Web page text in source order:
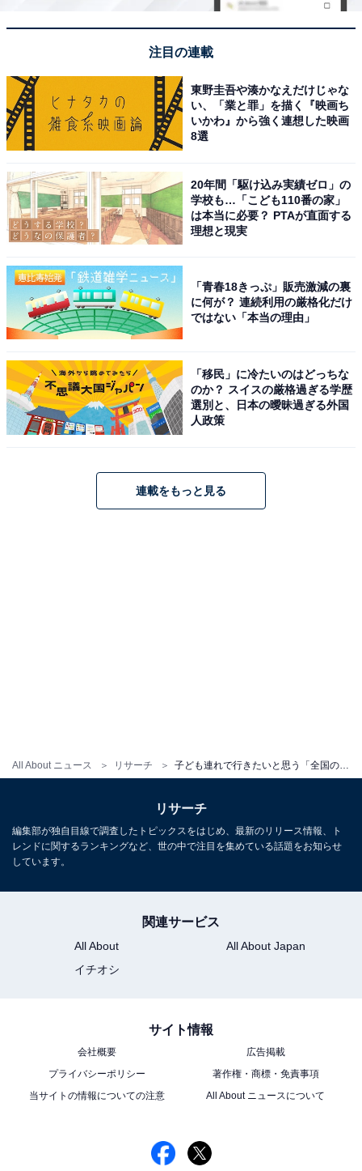
All About ニュース リサーチ
る。外も遊べるスペースがあり、迷路も楽しい」（40代
品や子供向けスペースがあるので子供と一緒でも安心し
て楽しめそう」（30代女性／埼玉県）、「広い屋外展示
でのびのび歩き回れる。彫刻に触れたり、自然と一体に
けのワークショップもある」（50代男性／東京都）、
「広い事と、ドライブがてらに丁度良さそうです」（50
代男性／千葉県）などの声が上がりました。
※回答者からのコメントは原文ママです
この記事の筆者：児玉 友梨 プロフィール
1987年東京都生まれ。フリーライター。地方に移住し、
農業の傍ら地域の魅力や暮らしに役立つ情報を中心に寄
稿しています。
こちらもおすすめ
全国の「好き＆行ってみたい美術館」ランキン
グ！ 2位「東京国立近代美術館」、1位は？
注目の連載
東野圭吾や湊かなえだけじゃな
い、「業と罪」を描く『映画ち
いかわ』から強く連想した映画
8選
20年間「駆け込み実績ゼロ」の
学校も…「こども110番の家」
は本当に必要？ PTAが直面する
理想と現実
「青春18きっぷ」販売激減の裏
に何が？ 連続利用の厳格化だけ
ではない「本当の理由」
「移民」に冷たいのはどっちな
のか？ スイスの厳格過ぎる学歴
選別と、日本の曖昧過ぎる外国
人政策
連載をもっと見る
リサーチ
編集部が独自目線で調査したトピックスをはじめ、最新のリリース情報、ト
レンドに関するランキングなど、世の中で注目を集めている話題をお知らせ
しています。
関連サービス
All About
All About Japan
イチオシ
サイト情報
会社概要
広告掲載
プライバシーポリシー
著作権・商標・免責事項
当サイトの情報についての注意
All About ニュースについて